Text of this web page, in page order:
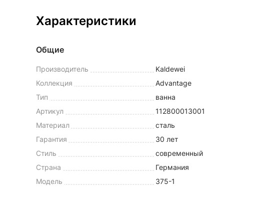
Характеристики
Общие
Производитель
Kaldewei
Коллекция
Advantage
Тип
ванна
Артикул
112800013001
Материал
сталь
Гарантия
30 лет
Стиль
современный
Страна
Германия
Модель
375-1